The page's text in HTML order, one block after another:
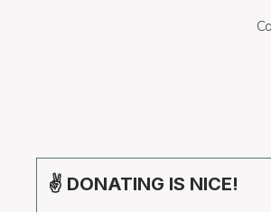
✌ DONATING IS NICE!